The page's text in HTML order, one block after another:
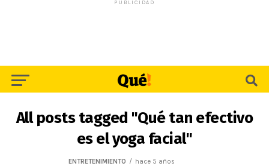
PUBLICIDAD
All posts tagged "Qué tan efectivo
es el yoga facial"
ENTRETENIMIENTO hace 5 años